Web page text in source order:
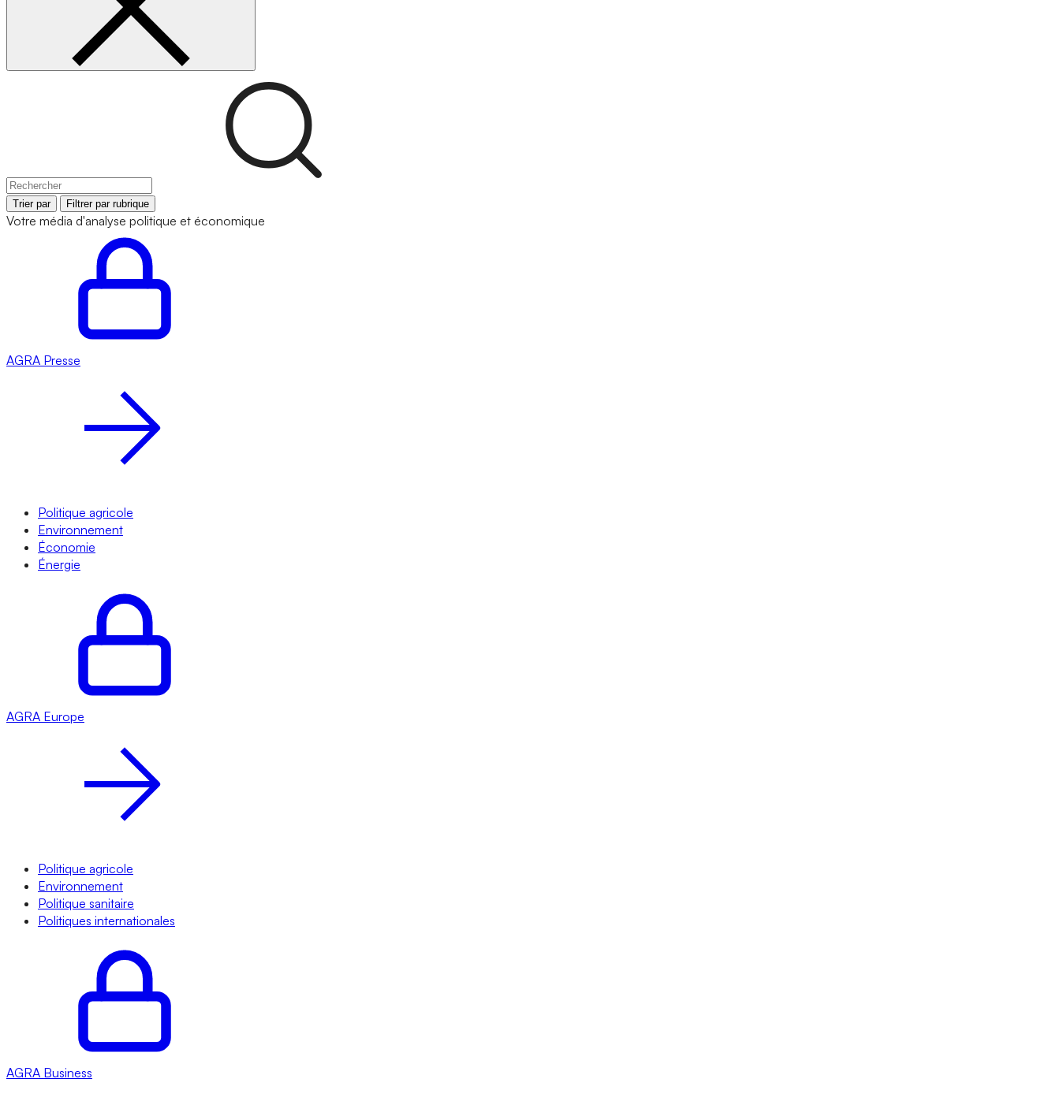
Trier par Filtrer par rubrique
Votre média d'analyse politique et économique
AGRA Presse
Politique agricole
Environnement
Économie
Énergie
AGRA Europe
Politique agricole
Environnement
Politique sanitaire
Politiques internationales
AGRA Business